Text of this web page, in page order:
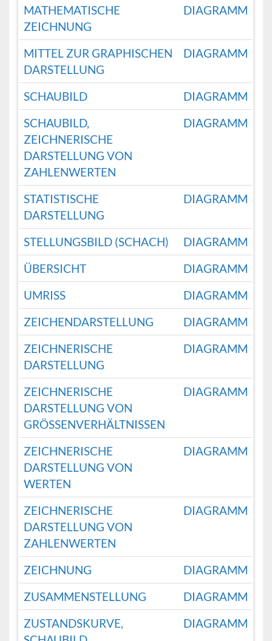
MATHEMATISCHE
ZEICHNUNG
DIAGRAMM
MITTEL ZUR GRAPHISCHEN
DARSTELLUNG
DIAGRAMM
SCHAUBILD
DIAGRAMM
SCHAUBILD,
ZEICHNERISCHE
DARSTELLUNG VON
ZAHLENWERTEN
DIAGRAMM
STATISTISCHE
DARSTELLUNG
DIAGRAMM
STELLUNGSBILD (SCHACH)
DIAGRAMM
ÜBERSICHT
DIAGRAMM
UMRISS
DIAGRAMM
ZEICHENDARSTELLUNG
DIAGRAMM
ZEICHNERISCHE
DARSTELLUNG
DIAGRAMM
ZEICHNERISCHE
DARSTELLUNG VON
GRÖSSENVERHÄLTNISSEN
DIAGRAMM
ZEICHNERISCHE
DARSTELLUNG VON
WERTEN
DIAGRAMM
ZEICHNERISCHE
DARSTELLUNG VON
ZAHLENWERTEN
DIAGRAMM
ZEICHNUNG
DIAGRAMM
ZUSAMMENSTELLUNG
DIAGRAMM
ZUSTANDSKURVE,
DIAGRAMM